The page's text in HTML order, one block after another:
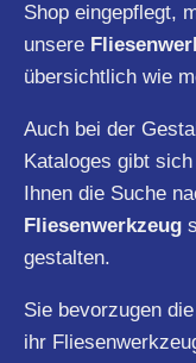
Shop eingepflegt,
unsere
übersichtlich wie
Auch bei der
Kataloges gibt
Ihnen die Suche
Fliesenwerkzeug
gestalten.
Sie bevorzugen
ihr